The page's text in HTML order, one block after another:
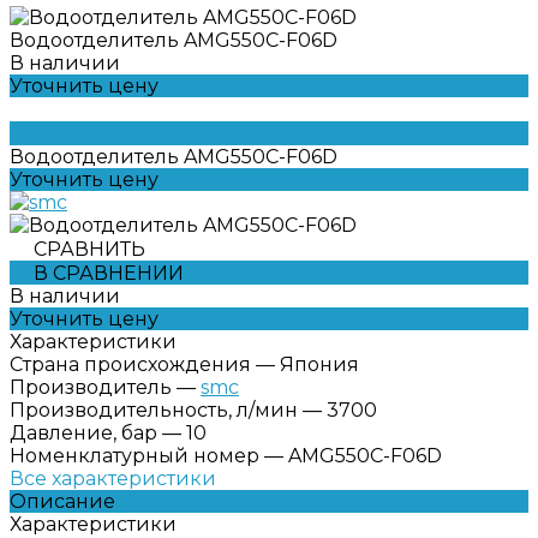
Водоотделитель AMG550C-F06D
В наличии
Уточнить цену
Водоотделитель AMG550C-F06D
Уточнить цену
СРАВНИТЬ
В СРАВНЕНИИ
В наличии
Уточнить цену
Характеристики
Страна происхождения — Япония
Производитель — smc
Производительность, л/мин — 3700
Давление, бар — 10
Номенклатурный номер — AMG550C-F06D
Все характеристики
Описание
Характеристики